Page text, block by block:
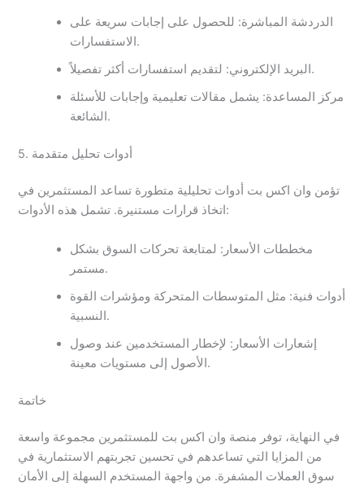
الدردشة المباشرة: للحصول على إجابات سريعة على
الاستفسارات.
البريد الإلكتروني: لتقديم استفسارات أكثر تفصيلاً.
مركز المساعدة: يشمل مقالات تعليمية وإجابات للأسئلة
الشائعة.
5. أدوات تحليل متقدمة
تؤمن وان اكس بت أدوات تحليلية متطورة تساعد المستثمرين في
اتخاذ قرارات مستنيرة. تشمل هذه الأدوات:
مخططات الأسعار: لمتابعة تحركات السوق بشكل
مستمر.
أدوات فنية: مثل المتوسطات المتحركة ومؤشرات القوة
النسبية.
إشعارات الأسعار: لإخطار المستخدمين عند وصول
الأصول إلى مستويات معينة.
خاتمة
في النهاية، توفر منصة وان اكس بت للمستثمرين مجموعة واسعة
من المزايا التي تساعدهم في تحسين تجربتهم الاستثمارية في
سوق العملات المشفرة. من واجهة المستخدم السهلة إلى الأمان